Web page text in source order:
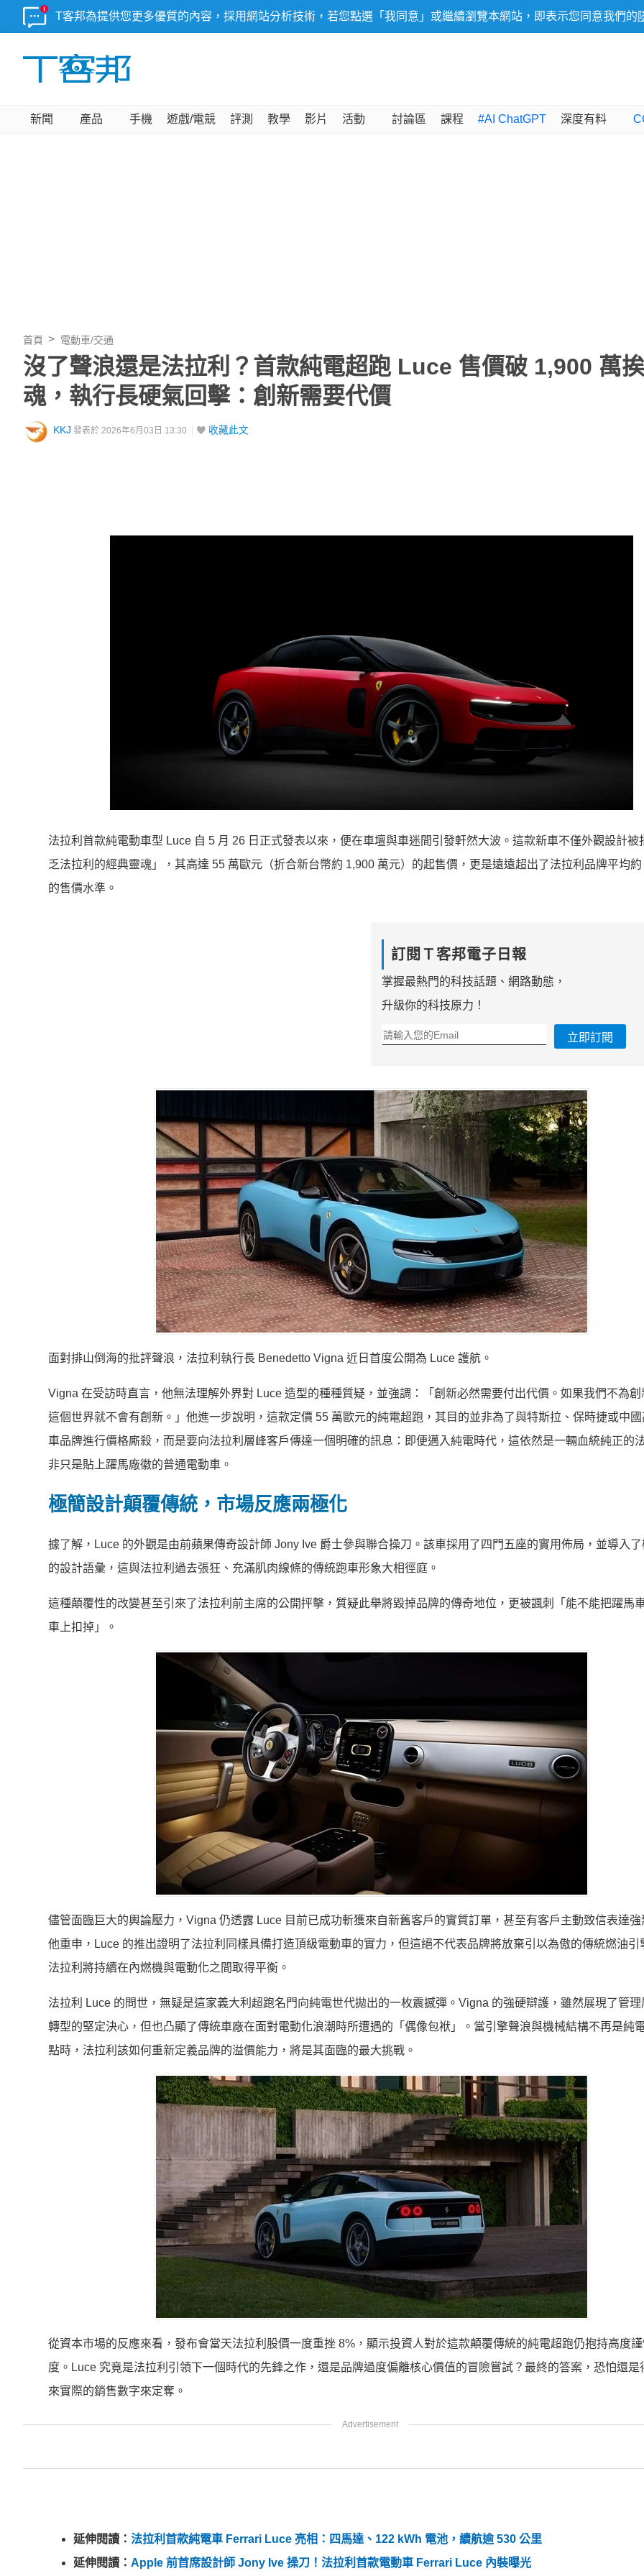
T客邦為提供您更多優質的內容，採用網站分析技術，若您點選「我同意」或繼續瀏覽本網站，即表示您同意我們的
新聞 產品 手機 遊戲/電競 評測 教學 影片 活動 討論區 課程 #AI ChatGPT 深度有料
首頁 電動車/交通
沒了聲浪還是法拉利？首款純電超跑 Luce 售價破 1,900 萬
魂，執行長硬氣回擊：創新需要代價
KKJ 發表於 2026年6月03日 13:30 收藏此文
法拉利首款純電動車型 Luce 自 5 月 26 日正式發表以來，便在車壇與車迷間引發軒然大波。這款新車不僅外觀設計被
乏法拉利的經典靈魂」，其高達 55 萬歐元（折合新台幣約 1,900 萬元）的起售價，更是遠遠超出了法拉利品牌平均
的售價水準。
訂閱Ｔ客邦電子日報
掌握最熱門的科技話題、網路動態，
升級你的科技原力！
立即訂閱
面對排山倒海的批評聲浪，法拉利執行長 Benedetto Vigna 近日首度公開為 Luce 護航。
Vigna 在受訪時直言，他無法理解外界對 Luce 造型的種種質疑，並強調：「創新必然需要付出代價。如果我們不為創
這個世界就不會有創新。」他進一步說明，這款定價 55 萬歐元的純電超跑，其目的並非為了與特斯拉、保時捷或中
車品牌進行價格廝殺，而是要向法拉利層峰客戶傳達一個明確的訊息：即便邁入純電時代，這依然是一輛血統純正的
非只是貼上躍馬廠徽的普通電動車。
極簡設計顛覆傳統，市場反應兩極化
據了解，Luce 的外觀是由前蘋果傳奇設計師 Jony Ive 爵士參與聯合操刀。該車採用了四門五座的實用佈局，並導入
的設計語彙，這與法拉利過去張狂、充滿肌肉線條的傳統跑車形象大相徑庭。
這種顛覆性的改變甚至引來了法拉利前主席的公開抨擊，質疑此舉將毀掉品牌的傳奇地位，更被諷刺「能不能把躍馬
車上扣掉」。
儘管面臨巨大的輿論壓力，Vigna 仍透露 Luce 目前已成功斬獲來自新舊客戶的實質訂單，甚至有客戶主動致信表達強
他重申，Luce 的推出證明了法拉利同樣具備打造頂級電動車的實力，但這絕不代表品牌將放棄引以為傲的傳統燃油引
法拉利將持續在內燃機與電動化之間取得平衡。
法拉利 Luce 的問世，無疑是這家義大利超跑名門向純電世代拋出的一枚震撼彈。Vigna 的強硬辯護，雖然展現了管
轉型的堅定決心，但也凸顯了傳統車廠在面對電動化浪潮時所遭遇的「偶像包袱」。當引擎聲浪與機械結構不再是純
點時，法拉利該如何重新定義品牌的溢價能力，將是其面臨的最大挑戰。
從資本市場的反應來看，發布會當天法拉利股價一度重挫 8%，顯示投資人對於這款顛覆傳統的純電超跑仍抱持高度
度。Luce 究竟是法拉利引領下一個時代的先鋒之作，還是品牌過度偏離核心價值的冒險嘗試？最終的答案，恐怕還是
來實際的銷售數字來定奪。
延伸閱讀： 法拉利首款純電車 Ferrari Luce 亮相：四馬達、122 kWh 電池，續航逾 530 公里
延伸閱讀： Apple 前首席設計師 Jony Ive 操刀！法拉利首款電動車 Ferrari Luce 內裝曝光